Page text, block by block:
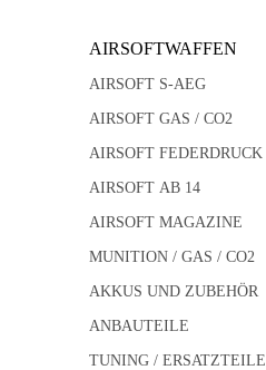
AIRSOFTWAFFEN
AIRSOFT S-AEG
AIRSOFT GAS / CO2
AIRSOFT FEDERDRUCK
AIRSOFT AB 14
AIRSOFT MAGAZINE
MUNITION / GAS / CO2
AKKUS UND ZUBEHÖR
ANBAUTEILE
TUNING / ERSATZTEILE